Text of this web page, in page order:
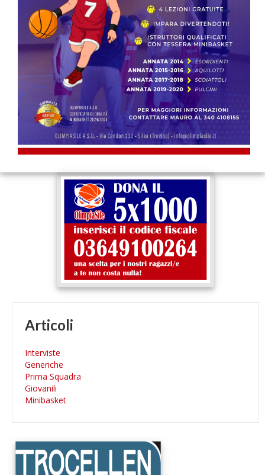
Articoli
Interviste
Generiche
Prima Squadra
Giovanili
Minibasket